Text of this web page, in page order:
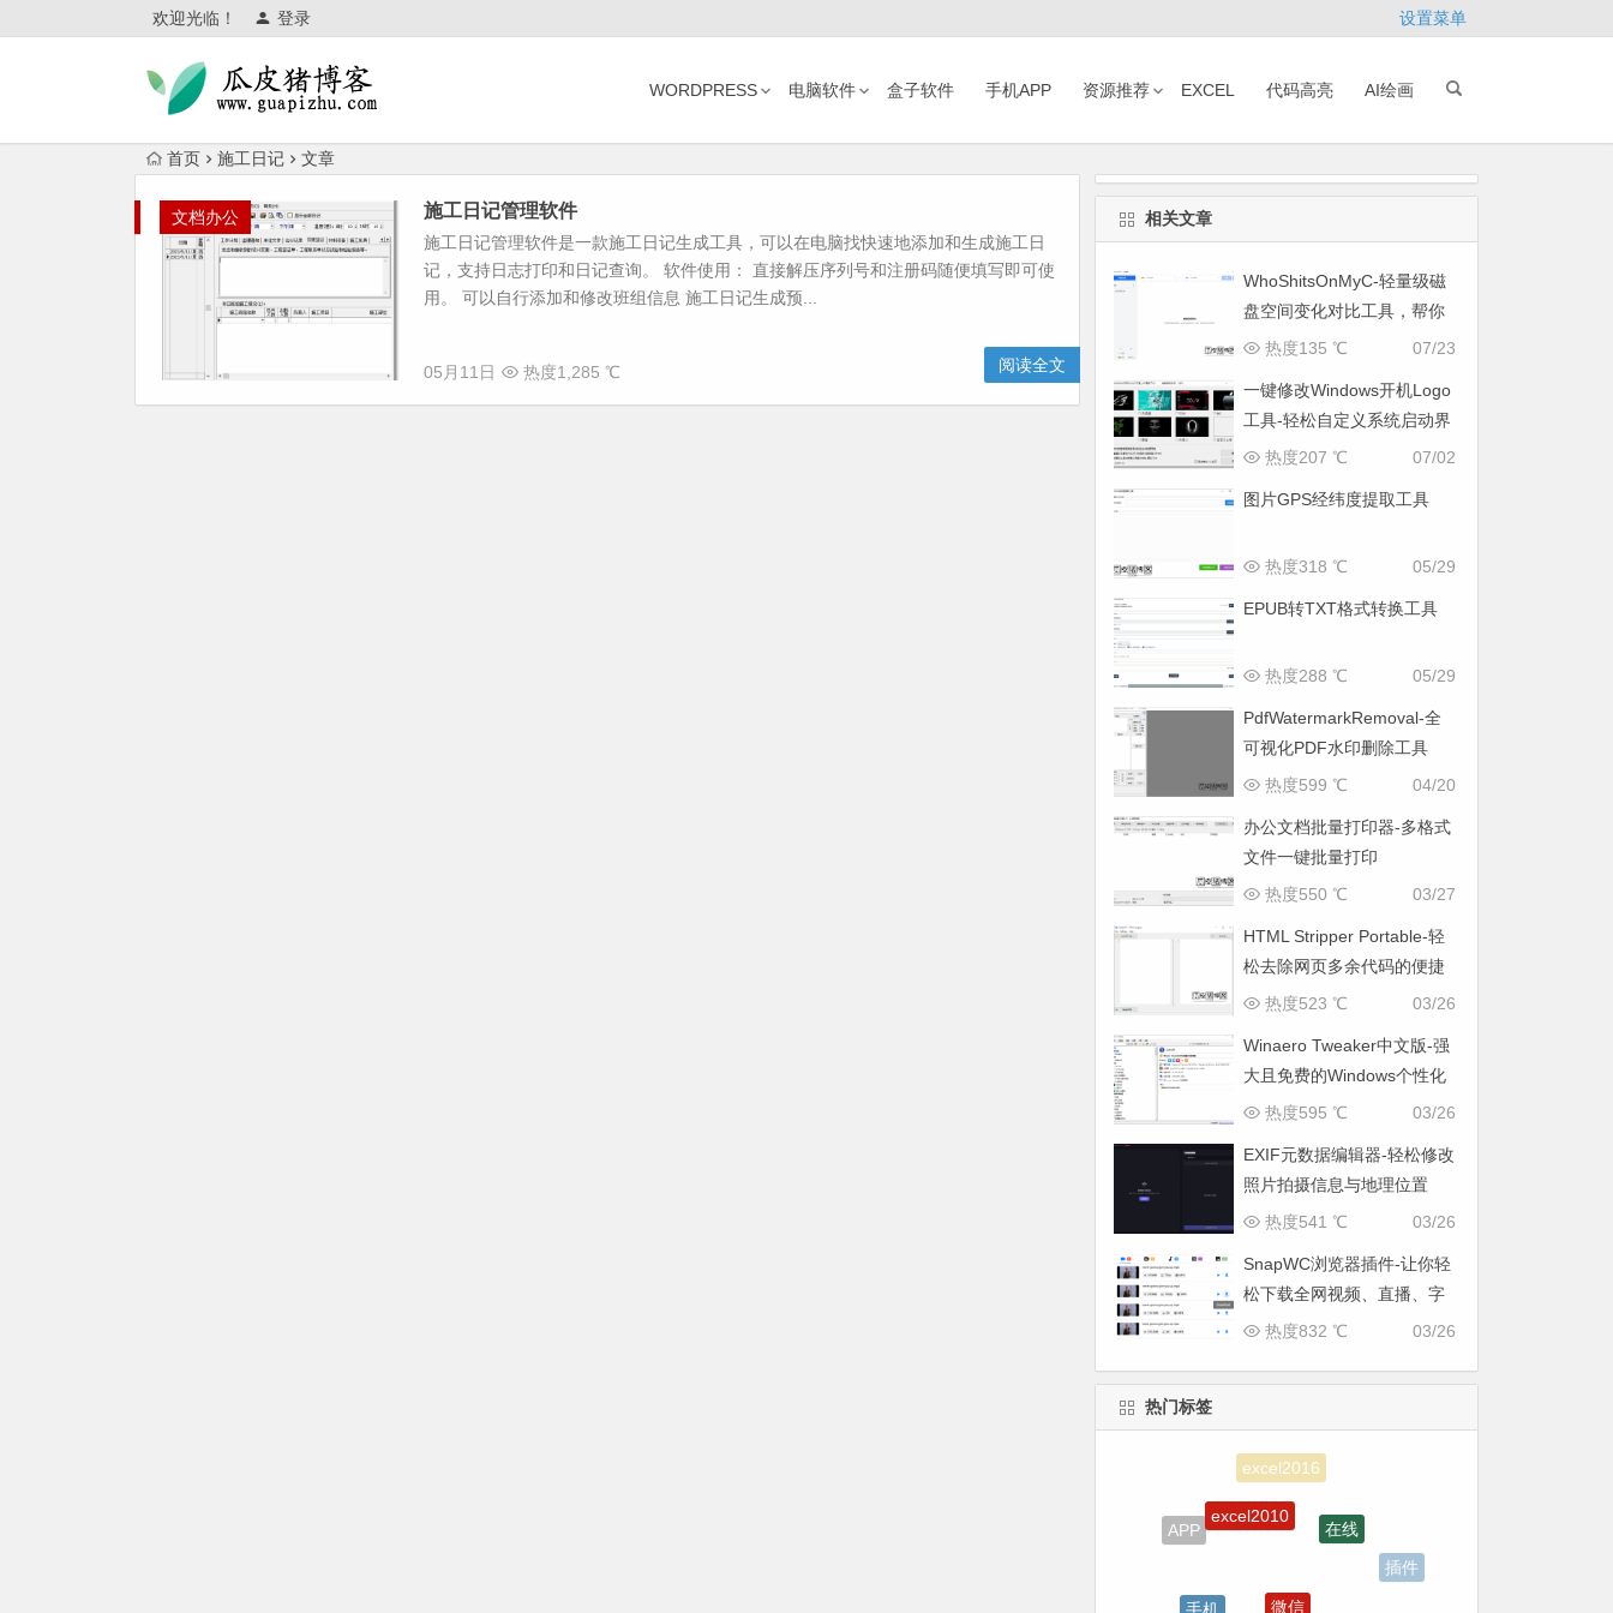
欢迎光临！ 登录 设置菜单
WORDPRESS 电脑软件 盒子软件 手机APP 资源推荐 EXCEL 代码高亮 AI绘画
首页 施工日记 文章
文档办公 施工日记管理软件
施工日记管理软件是一款施工日记生成工具，可以在电脑找快速地添加和生成施工日
记，支持日志打印和日记查询。 软件使用： 直接解压序列号和注册码随便填写即可使
用。 可以自行添加和修改班组信息 施工日记生成预...
05月11日 热度1,285 ℃ 阅读全文
相关文章
WhoShitsOnMyC-轻量级磁
盘空间变化对比工具，帮你
找出“吃掉”空间的罪魁祸首
07/23
热度135 ℃
一键修改Windows开机Logo
工具-轻松自定义系统启动界
面
07/02
热度207 ℃
图片GPS经纬度提取工具
05/29
热度318 ℃
EPUB转TXT格式转换工具
05/29
热度288 ℃
PdfWatermarkRemoval-全
可视化PDF水印删除工具
04/20
热度599 ℃
办公文档批量打印器-多格式
文件一键批量打印
03/27
热度550 ℃
HTML Stripper Portable-轻
松去除网页多余代码的便捷
工具
03/26
热度523 ℃
Winaero Tweaker中文版-强
大且免费的Windows个性化
与系统优化工具
03/26
热度595 ℃
EXIF元数据编辑器-轻松修改
照片拍摄信息与地理位置
03/26
热度541 ℃
SnapWC浏览器插件-让你轻
松下载全网视频、直播、字
幕与图片
03/26
热度832 ℃
热门标签
APP
excel2010
在线
插件
手机
微信